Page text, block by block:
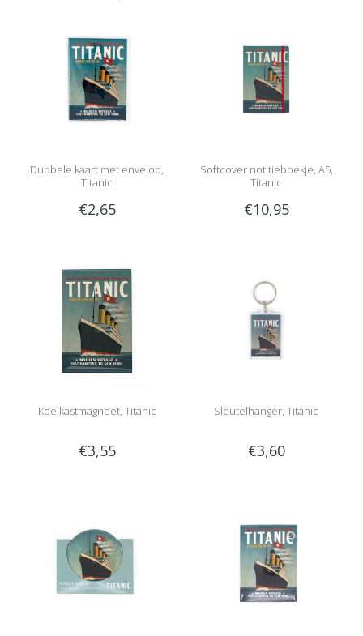
Dubbele kaart met envelop,
Titanic
€2,65
Softcover notitieboekje, A5,
Titanic
€10,95
Koelkastmagneet, Titanic
€3,55
Sleutelhanger, Titanic
€3,60